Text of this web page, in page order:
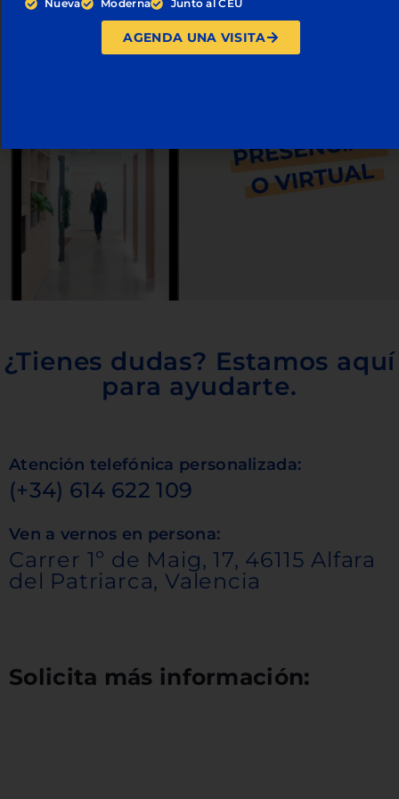
¿Tienes dudas? Estamos aquí
para ayudarte.
Atención telefónica personalizada:
(+34) 614 622 109
Ven a vernos en persona:
Carrer 1º de Maig, 17, 46115 Alfara
del Patriarca, Valencia
Solicita más información:
Nueva Moderna Junto al CEU
AGENDA UNA VISITA